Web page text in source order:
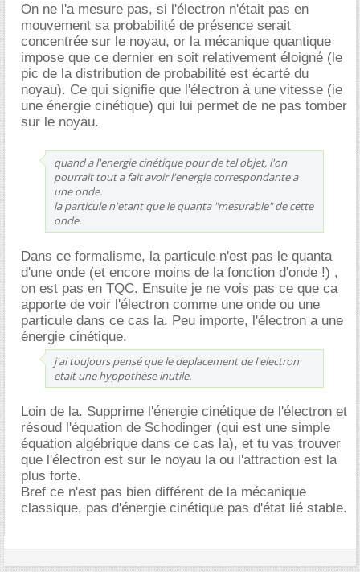
On ne l'a mesure pas, si l'électron n'était pas en
mouvement sa probabilité de présence serait
concentrée sur le noyau, or la mécanique quantique
impose que ce dernier en soit relativement éloigné (le
pic de la distribution de probabilité est écarté du
noyau). Ce qui signifie que l'électron à une vitesse (ie
une énergie cinétique) qui lui permet de ne pas tomber
sur le noyau.
quand a l'energie cinétique pour de tel objet, l'on
pourrait tout a fait avoir l'energie correspondante a
une onde.
la particule n'etant que le quanta "mesurable" de cette
onde.
Dans ce formalisme, la particule n'est pas le quanta
d'une onde (et encore moins de la fonction d'onde !) ,
on est pas en TQC. Ensuite je ne vois pas ce que ca
apporte de voir l'électron comme une onde ou une
particule dans ce cas la. Peu importe, l'électron a une
énergie cinétique.
j'ai toujours pensé que le deplacement de l'electron
etait une hyppothèse inutile.
Loin de la. Supprime l'énergie cinétique de l'électron et
résoud l'équation de Schodinger (qui est une simple
équation algébrique dans ce cas la), et tu vas trouver
que l'électron est sur le noyau la ou l'attraction est la
plus forte.
Bref ce n'est pas bien différent de la mécanique
classique, pas d'énergie cinétique pas d'état lié stable.